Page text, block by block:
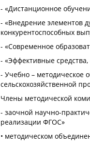
- «Дистанционное
- «Внедрение элементов
конкурентоспособных
- «Современное
- «Эффективные
- Учебно – методическое
сельскохозяйственной
Члены методической
- заочной научно-
реализации ФГОС»
• методическом